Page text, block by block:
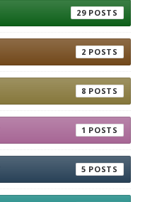
29
2
8
1
5